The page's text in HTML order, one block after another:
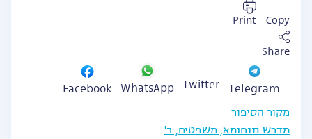
Copy
Print
Share
Telegram
Twitter
WhatsApp
Facebook
מקור הסיפור
מדרש תנחומא, משפטים, ב'